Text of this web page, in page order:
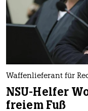
Waffenlieferant für
NSU-Helfer
freiem Fuß